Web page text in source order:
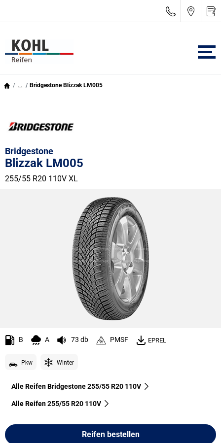
... Bridgestone Blizzak LM005
Bridgestone
Blizzak LM005
255/55 R20 110V XL
B A 73 db PMSF EPREL
Pkw Winter
Alle Reifen Bridgestone 255/55 R20 110V
Alle Reifen‎ 255/55 R20 110V
Reifen bestellen